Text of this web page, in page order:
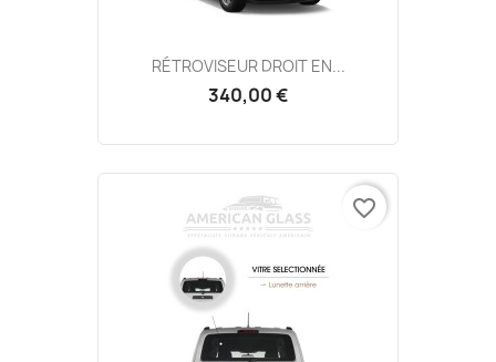
RÉTROVISEUR DROIT EN...
340,00 €
favorite_border